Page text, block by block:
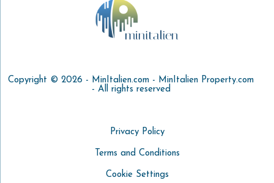
Copyright © 2026 - MinItalien.com - MinItalien Property.com
- All rights reserved
Privacy Policy
Terms and Conditions
Cookie Settings